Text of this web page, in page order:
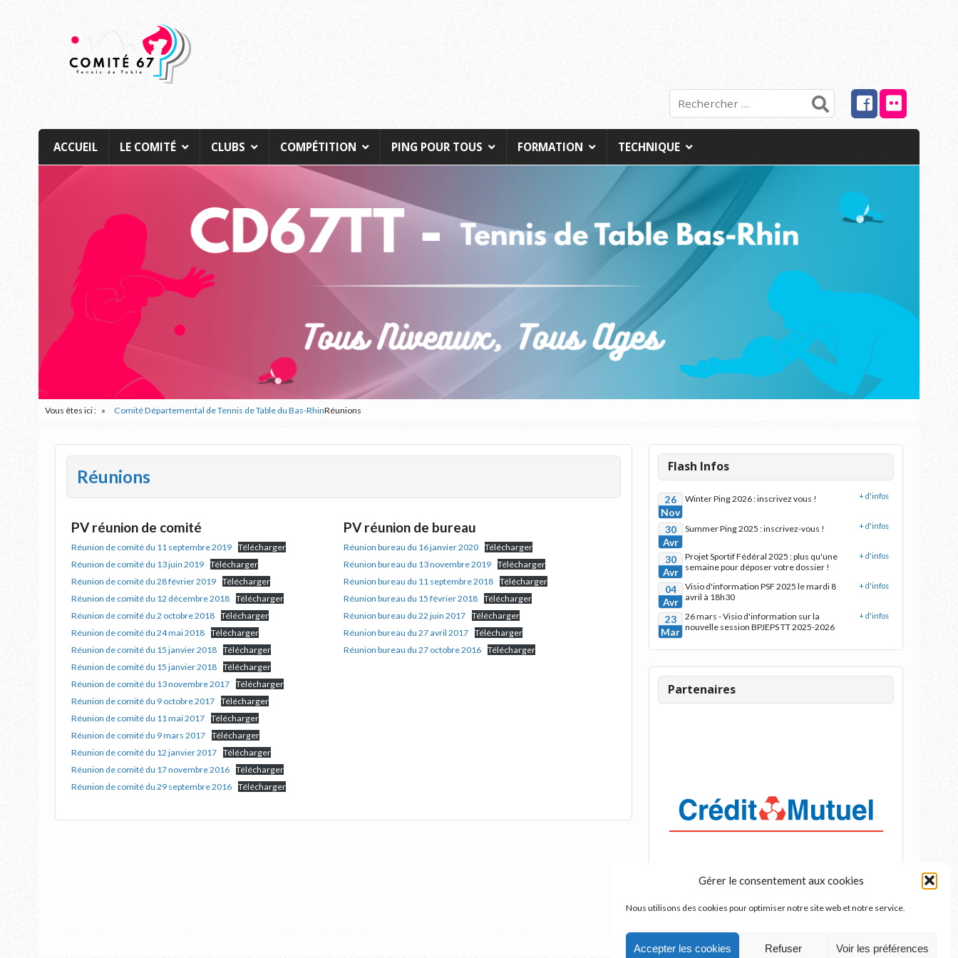
Gérer le consentement aux cookies
Nous utilisons des cookies pour optimiser notre site web et notre service.
Accepter les cookies Refuser Voir les préférences
ACCUEIL LE COMITÉ CLUBS COMPÉTITION PING POUR TOUS FORMATION TECHNIQUE
Vous êtes ici : Comité Départemental de Tennis de Table du Bas-RhinRéunions
Réunions
PV réunion de comité
Réunion de comité du 11 septembre 2019
Télécharger
Réunion de comité du 13 juin 2019
Télécharger
Réunion de comité du 28 février 2019
Télécharger
Réunion de comité du 12 décembre 2018
Télécharger
Réunion de comité du 2 octobre 2018
Télécharger
Réunion de comité du 24 mai 2018
Télécharger
Réunion de comité du 15 janvier 2018
Télécharger
Réunion de comité du 15 janvier 2018
Télécharger
Réunion de comité du 13 novembre 2017
Télécharger
Réunion de comité du 9 octobre 2017
Télécharger
Réunion de comité du 11 mai 2017
Télécharger
Réunion de comité du 9 mars 2017
Télécharger
Réunion de comité du 12 janvier 2017
Télécharger
Réunion de comité du 17 novembre 2016
Télécharger
Réunion de comité du 29 septembre 2016
Télécharger
PV réunion de bureau
Réunion bureau du 16 janvier 2020
Télécharger
Réunion bureau du 13 novembre 2019
Télécharger
Réunion bureau du 11 septembre 2018
Télécharger
Réunion bureau du 15 février 2018
Télécharger
Réunion bureau du 22 juin 2017
Télécharger
Réunion bureau du 27 avril 2017
Télécharger
Réunion bureau du 27 octobre 2016
Télécharger
Flash Infos
26
Nov
Winter Ping 2026 : inscrivez vous ! + d'infos
30
Avr
Summer Ping 2025 : inscrivez-vous ! + d'infos
30
Avr
Projet Sportif Fédéral 2025 : plus qu'une
semaine pour déposer votre dossier !
+ d'infos
04
Avr
Visio d'information PSF 2025 le mardi 8
avril à 18h30
+ d'infos
23
Mar
26 mars - Visio d'information sur la
nouvelle session BPJEPS TT 2025-2026
+ d'infos
Partenaires